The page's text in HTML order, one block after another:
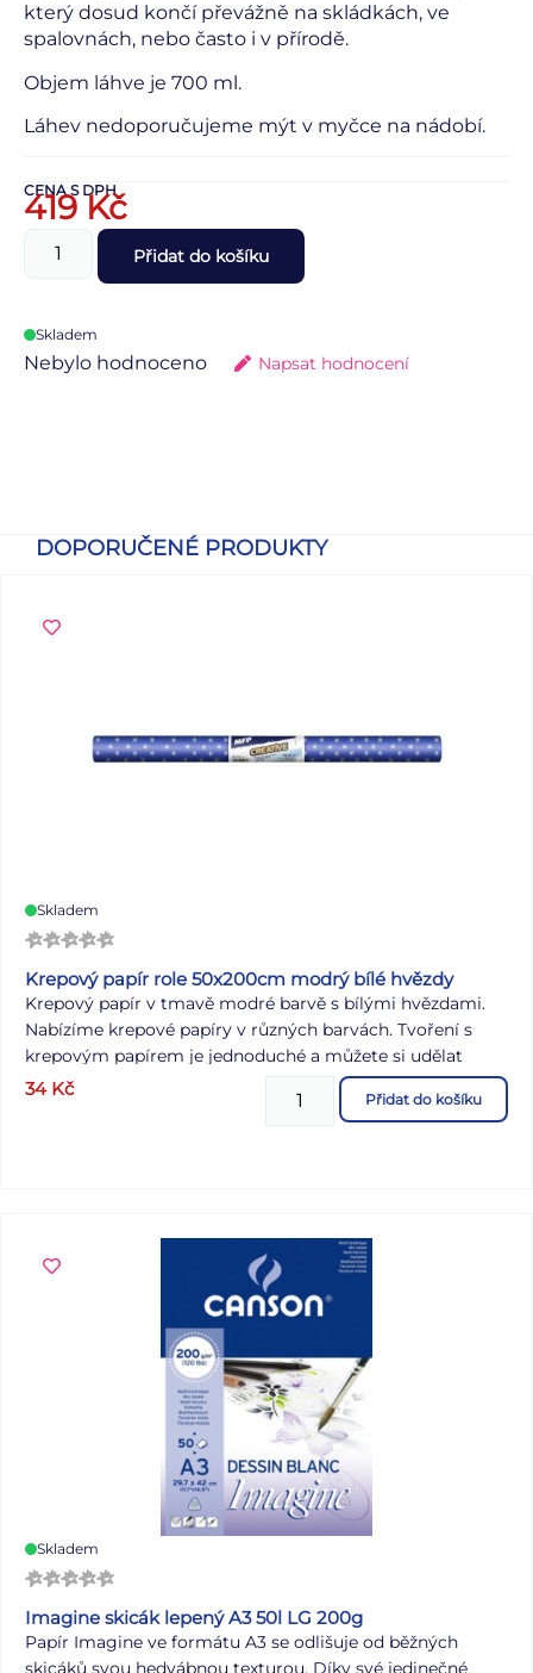
který dosud končí převážně na skládkách, ve
spalovnách, nebo často i v přírodě.
Objem láhve je 700 ml.
Láhev nedoporučujeme mýt v myčce na nádobí.
CENA S DPH
419Kč
Přidat do košíku
Skladem
Nebylo hodnoceno Napsat hodnocení
DOPORUČENÉ PRODUKTY
Skladem
Krepový papír role 50x200cm modrý bílé hvězdy
Krepový papír v tmavě modré barvě s bílými hvězdami.
Nabízíme krepové papíry v různých barvách. Tvoření s
krepovým papírem je jednoduché a můžete si udělat
krásnou výzdobu jak do domu, tak i na různé oslavy či do
školních místností. Barva: modrá s bílými hvězdami
34 Kč Přidat do košíku
Skladem
Imagine skicák lepený A3 50l LG 200g
Papír Imagine ve formátu A3 se odlišuje od běžných
skicáků svou hedvábnou texturou. Díky své jedinečné